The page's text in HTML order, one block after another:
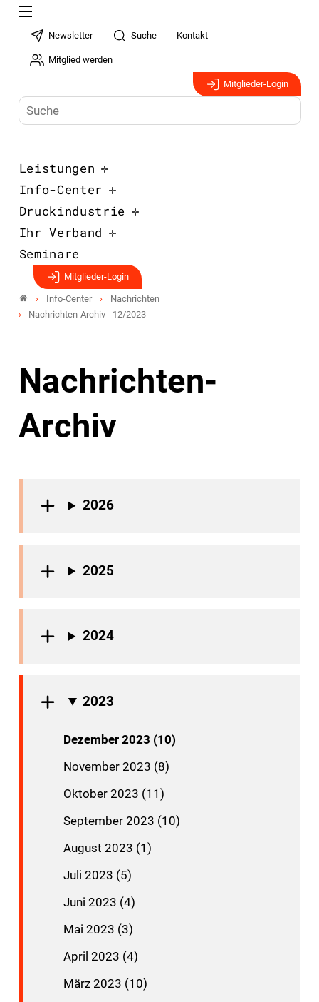
Newsletter Suche Kontakt
Mitglied werden
Mitglieder-Login
Leistungen
Info-Center
Druckindustrie
Ihr Verband
Seminare
Mitglieder-Login
Info-Center
Nachrichten
Nachrichten-Archiv - 12/2023
Nachrichten-
Archiv
2026
2025
2024
2023
Dezember 2023 (10)
November 2023 (8)
Oktober 2023 (11)
September 2023 (10)
August 2023 (1)
Juli 2023 (5)
Juni 2023 (4)
Mai 2023 (3)
April 2023 (4)
März 2023 (10)